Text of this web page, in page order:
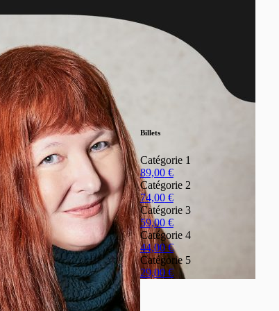
Billets
Catégorie 1
89,00€
Catégorie 2
74,00€
Catégorie 3
59,00€
Catégorie 4
44,00€
Catégorie 5
29,00€